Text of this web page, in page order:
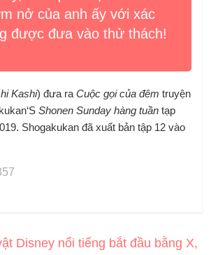
nở của anh ấy với xác
được đưa vào thử thách!
Kashi) đưa raCuộc gọi của đêm truyện
‘SShonen Sunday hàng tuần tạp
Shogakukan đã xuất bản tập 12 vào
Disney nổi tiếng bắt đầu bằng X,